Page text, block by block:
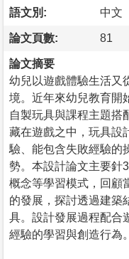
語文別: 中文
論文頁數: 81
論文摘要
幼兒以遊戲體驗生活又
境。近年來幼兒教育開
自製玩具與課程主題搭
藏在遊戲之中，玩具設
驗、能包含失敗經驗的
勢。本設計論文主要針
概念等學習模式，回顧
的發展，探討透過建築
具。設計發展過程配合
經驗的學習與創造行為。